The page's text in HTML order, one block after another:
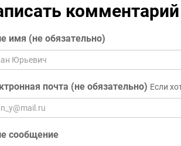
комментарий
имя (не обязательно)
почта (не обязательно) Если
сообщение